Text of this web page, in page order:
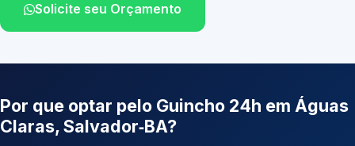
Solicite seu Orçamento
Por que optar pelo Guincho 24h em Águas
Claras, Salvador‑BA?